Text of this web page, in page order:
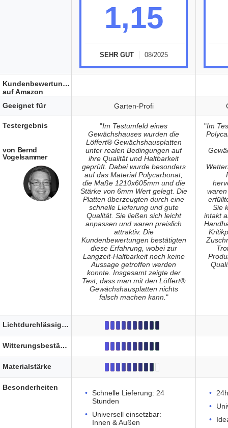
1,15
SEHR GUT 08/2025
Garten-Profi
"Im Testumfeld eines
Gewächshauses wurden die
Löffert® Gewächshausplatten
unter realen Bedingungen auf
ihre Qualität und Haltbarkeit
geprüft. Dabei wurde besonders
auf das Material Polycarbonat,
die Maße 1210x605mm und die
Stärke von 6mm Wert gelegt. Die
Platten überzeugten durch eine
schnelle Lieferung und gute
Qualität. Sie ließen sich leicht
anpassen und waren preislich
attraktiv. Die
Kundenbewertungen bestätigten
diese Erfahrung, wobei zur
Langzeit-Haltbarkeit noch keine
Aussage getroffen werden
konnte. Insgesamt zeigte der
Test, dass man mit den Löffert®
Gewächshausplatten nichts
falsch machen kann. "
"Im
Sie
intakt
Schnelle Lieferung: 24
Stunden
Universell einsetzbar:
Innen & Außen
Kundenbewertungen
auf Amazon
Geeignet für
Testergebnis
von Bernd
Vogelsammer
Lichtdurchlässigkeit
Witterungsbeständigkeit
Materialstärke
Besonderheiten